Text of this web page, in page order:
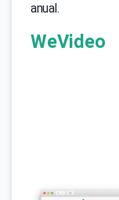
anual.
WeVideo